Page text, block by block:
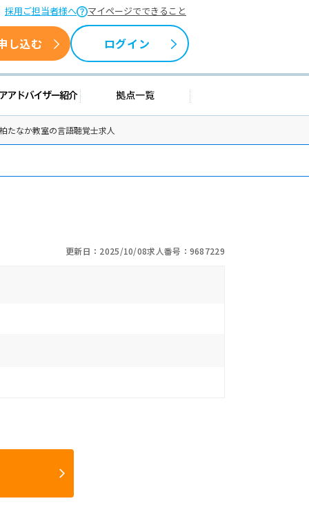
採用ご担当者様へ マイページでできること
し込む ログイン
報 キャリアアドバイザー紹介 拠点一覧
たなか教室の言語聴覚士求人
更新日：2025/10/08求人番号：9687229